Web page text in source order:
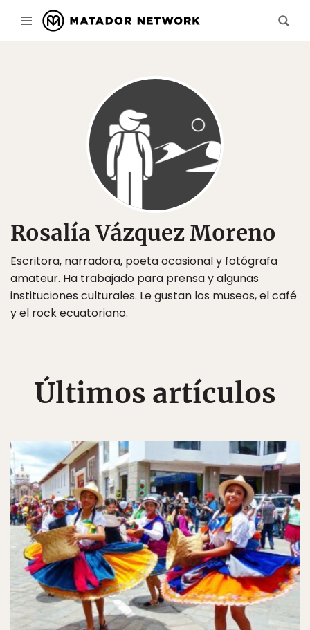
Rosalía Vázquez Moreno
Escritora, narradora, poeta ocasional y fotógrafa
amateur. Ha trabajado para prensa y algunas
instituciones culturales. Le gustan los museos, el café
y el rock ecuatoriano.
Últimos artículos